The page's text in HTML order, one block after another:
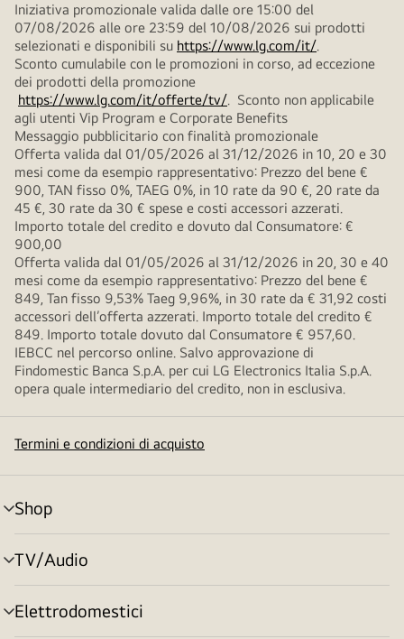
Iniziativa promozionale valida dalle ore 15:00 del
07/08/2026 alle ore 23:59 del 10/08/2026 sui prodotti
selezionati e disponibili su https://www.lg.com/it/.
Sconto cumulabile con le promozioni in corso, ad eccezione
dei prodotti della promozione
https://www.lg.com/it/offerte/tv/. Sconto non applicabile
agli utenti Vip Program e Corporate Benefits
Messaggio pubblicitario con finalità promozionale
Offerta valida dal 01/05/2026 al 31/12/2026 in 10, 20 e 30
mesi come da esempio rappresentativo: Prezzo del bene €
900, TAN fisso 0%, TAEG 0%, in 10 rate da 90 €, 20 rate da
45 €, 30 rate da 30 € spese e costi accessori azzerati.
Importo totale del credito e dovuto dal Consumatore: €
900,00
Offerta valida dal 01/05/2026 al 31/12/2026 in 20, 30 e 40
mesi come da esempio rappresentativo: Prezzo del bene €
849, Tan fisso 9,53% Taeg 9,96%, in 30 rate da € 31,92 costi
accessori dell’offerta azzerati. Importo totale del credito €
849. Importo totale dovuto dal Consumatore € 957,60.
IEBCC nel percorso online. Salvo approvazione di
Findomestic Banca S.p.A. per cui LG Electronics Italia S.p.A.
opera quale intermediario del credito, non in esclusiva.
Termini e condizioni di acquisto
Shop
Attivazione
menu
TV/Audio
Attivazione
menu
Elettrodomestici
Attivazione